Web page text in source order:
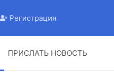
Регистрация
ПРИСЛАТЬ НОВОСТЬ